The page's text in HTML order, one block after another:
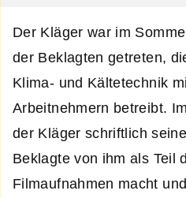
Der Kläger war im
der Beklagten getreten,
Klima- und Kältetechnik
Arbeitnehmern betreibt.
der Kläger schriftlich
Beklagte von ihm als Teil
Filmaufnahmen macht